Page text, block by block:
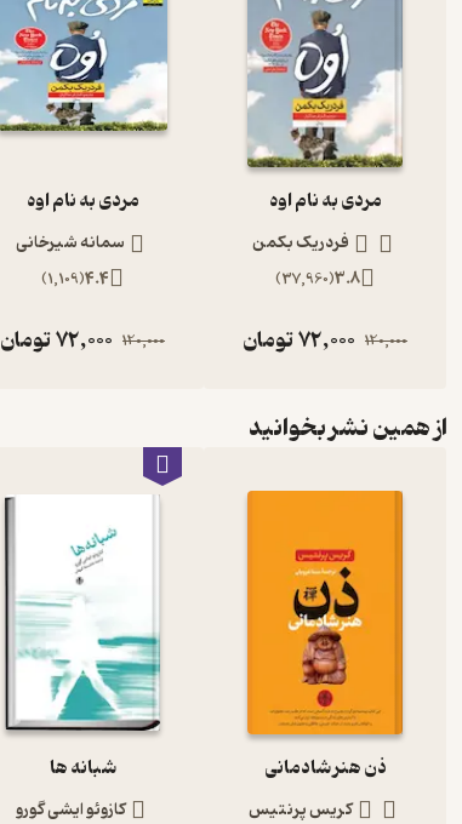
مردی به نام اوه
فردریک بکمن
3.8
(
37,960
)
120,000
72,000تومان
مردی به نام اوه
سمانه شیرخانی
4.4
(
1,109
)
120,000
72,000تومان
از همین نشر بخوانید
ذن هنر شادمانی
کریس پرنتیس
شبانه ها
کازوئو ایشی گورو